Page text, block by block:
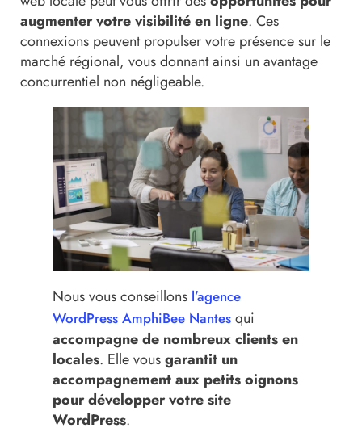
augmenter votre visibilité en ligne. Ces
connexions peuvent propulser votre présence sur le
marché régional, vous donnant ainsi un avantage
concurrentiel non négligeable.
Nous vous conseillons l’agence
WordPress AmphiBee Nantes qui
accompagne de nombreux clients en
locales. Elle vousgarantit un
accompagnement aux petits oignons
pour développer votre site
WordPress.